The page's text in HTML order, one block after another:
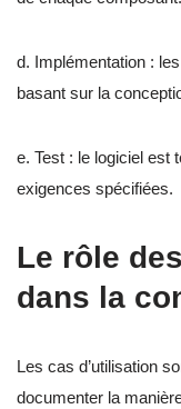
d. Implémentation :
basant sur la
e. Test : le logiciel est
exigences spécifiées.
Le rôle
dans la
Les cas d’utilisation
documenter la